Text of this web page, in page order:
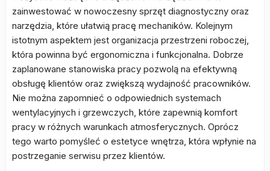
zainwestować w nowoczesny sprzęt diagnostyczny oraz
narzędzia, które ułatwią pracę mechaników. Kolejnym
istotnym aspektem jest organizacja przestrzeni roboczej,
która powinna być ergonomiczna i funkcjonalna. Dobrze
zaplanowane stanowiska pracy pozwolą na efektywną
obsługę klientów oraz zwiększą wydajność pracowników.
Nie można zapomnieć o odpowiednich systemach
wentylacyjnych i grzewczych, które zapewnią komfort
pracy w różnych warunkach atmosferycznych. Oprócz
tego warto pomyśleć o estetyce wnętrza, która wpłynie na
postrzeganie serwisu przez klientów.